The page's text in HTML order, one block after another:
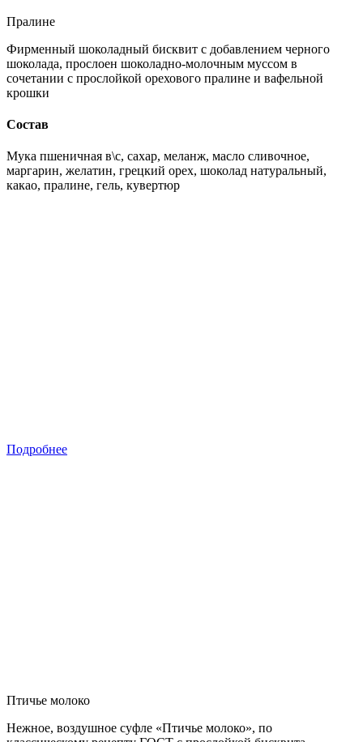
Пралине
Фирменный шоколадный бисквит с добавлением черного
шоколада, прослоен шоколадно-молочным муссом в
сочетании с прослойкой орехового пралине и вафельной
крошки
Состав
Мука пшеничная в\с, сахар, меланж, масло сливочное,
маргарин, желатин, грецкий орех, шоколад натуральный,
какао, пралине, гель, кувертюр
Подробнее
Птичье молоко
Нежное, воздушное суфле «Птичье молоко», по